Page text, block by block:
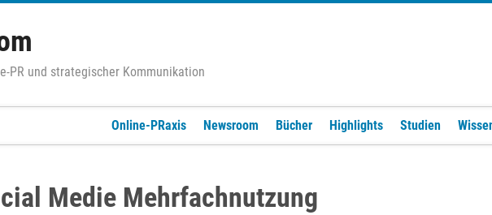
PR und strategischer Kommunikation
Online-PRaxis Newsroom Bücher Highlights Studien
Medie Mehrfachnutzung